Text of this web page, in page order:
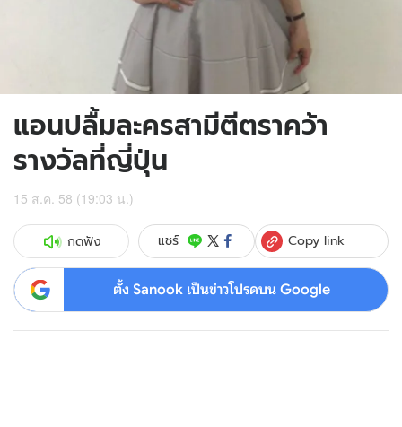
แอนปลื้มละครสามีตีตราคว้า
รางวัลที่ญี่ปุ่น
15 ส.ค. 58 (19:03 น.)
กดฟัง แชร์ Copy link
ตั้ง Sanook เป็นข่าวโปรดบน Google